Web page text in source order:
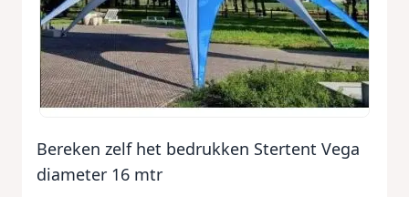
Bereken zelf het bedrukken Stertent Vega
diameter 16 mtr